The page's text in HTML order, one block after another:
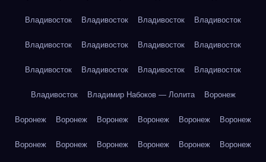
Владивосток Владивосток Владивосток Владивосток
Владивосток Владивосток Владивосток Владивосток
Владивосток Владивосток Владивосток Владивосток
Владивосток Владимир Набоков — Лолита Воронеж
Воронеж Воронеж Воронеж Воронеж Воронеж Воронеж
Воронеж Воронеж Воронеж Воронеж Воронеж Воронеж